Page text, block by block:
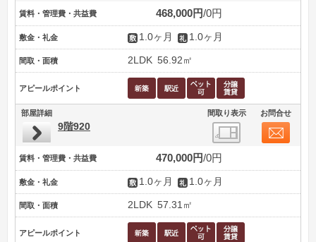
賃料・管理費・共益費 468,000円 0円
敷金・礼金 1.0ヶ月 1.0ヶ月
間取・面積 2LDK 56.92㎡
アピールポイント
部屋詳細 間取り表示 お問合せ
9階920
賃料・管理費・共益費 470,000円 0円
敷金・礼金 1.0ヶ月 1.0ヶ月
間取・面積 2LDK 57.31㎡
アピールポイント